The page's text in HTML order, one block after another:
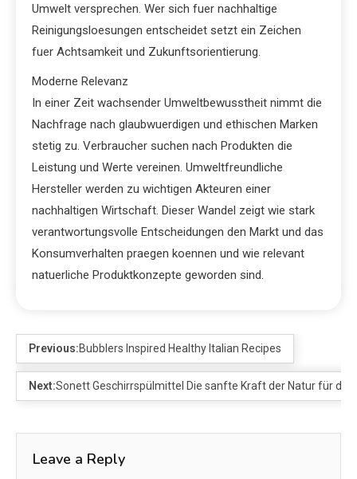
Umwelt versprechen. Wer sich fuer nachhaltige
Reinigungsloesungen entscheidet setzt ein Zeichen
fuer Achtsamkeit und Zukunftsorientierung.
Moderne Relevanz
In einer Zeit wachsender Umweltbewusstheit nimmt die
Nachfrage nach glaubwuerdigen und ethischen Marken
stetig zu. Verbraucher suchen nach Produkten die
Leistung und Werte vereinen. Umweltfreundliche
Hersteller werden zu wichtigen Akteuren einer
nachhaltigen Wirtschaft. Dieser Wandel zeigt wie stark
verantwortungsvolle Entscheidungen den Markt und das
Konsumverhalten praegen koennen und wie relevant
natuerliche Produktkonzepte geworden sind.
Previous:Bubblers Inspired Healthy Italian Recipes
Next:Sonett Geschirrspülmittel Die sanfte Kraft der Natur für
Leave a Reply